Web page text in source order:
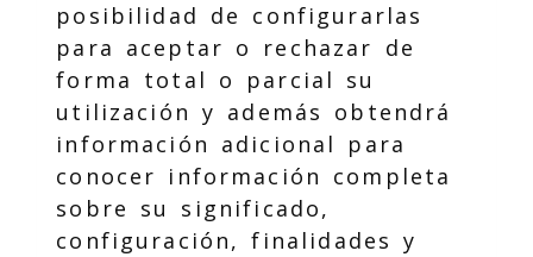
posibilidad de configurarlas
para aceptar o rechazar de
forma total o parcial su
utilización y además obtendrá
información adicional para
conocer información completa
sobre su significado,
configuración, finalidades y